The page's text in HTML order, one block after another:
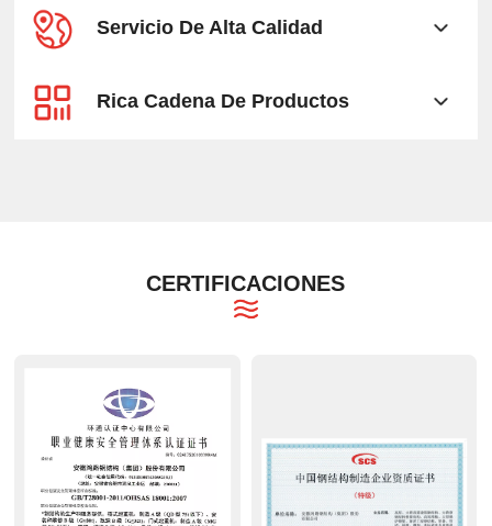
Servicio De Alta Calidad
Rica Cadena De Productos
CERTIFICACIONES